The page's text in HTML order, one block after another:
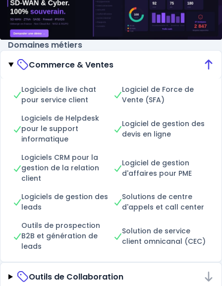
Domaines métiers
Commerce & Ventes
Logiciels de live chat
pour service client
Logiciel de Force de
Vente (SFA)
Logiciels de Helpdesk
pour le support
informatique
Logiciel de gestion des
devis en ligne
Logiciels CRM pour la
gestion de la relation
client
Logiciel de gestion
d'affaires pour PME
Logiciels de gestion des
leads
Solutions de centre
d'appels et call center
Outils de prospection
B2B et génération de
leads
Solution de service
client omnicanal (CEC)
Outils de Collaboration